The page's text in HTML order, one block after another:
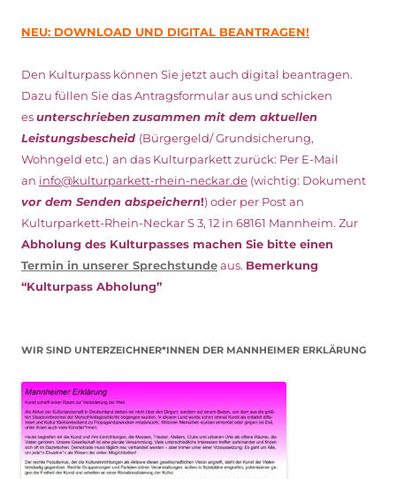
NEU: DOWNLOAD UND DIGITAL BEANTRAGEN!
Den Kulturpass können Sie jetzt auch digital beantragen.
Dazu füllen Sie das Antragsformular aus und schicken
esunterschriebenzusammen mit dem aktuellen
Leistungsbescheid (Bürgergeld/ Grundsicherung,
Wohngeld etc.) an das Kulturparkett zurück: Per E-Mail
an info@kulturparkett-rhein-neckar.de (wichtig: Dokument
vor dem Senden abspeichern!) oder per Post an
Kulturparkett-Rhein-Neckar S 3, 12 in 68161 Mannheim. Zur
Abholung des Kulturpasses machen Sie bitte einen
Termin in unserer Sprechstundeaus. Bemerkung
“Kulturpass Abholung”
WIR SIND UNTERZEICHNER*INNEN DER MANNHEIMER ERKLÄRUNG